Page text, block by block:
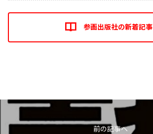
参画出版社の新着記事
前の記事へ